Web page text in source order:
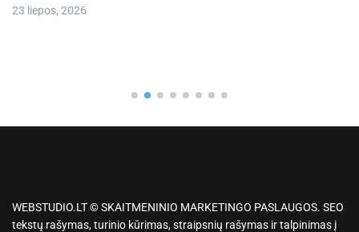
23 liepos, 2026
WEBSTUDIO.LT © SKAITMENINIO MARKETINGO PASLAUGOS. SEO
tekstų rašymas, turinio kūrimas, straipsnių rašymas ir talpinimas į